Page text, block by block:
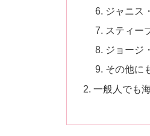
ジャニス
スティー
ジョージ
その他に
一般人でも